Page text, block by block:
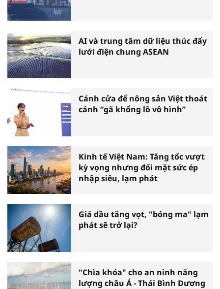
AI và trung tâm dữ liệu thúc đẩy
lưới điện chung ASEAN
Cánh cửa để nông sản Việt thoát
cảnh “gã khổng lồ vô hình”
Kinh tế Việt Nam: Tăng tốc vượt
kỳ vọng nhưng đối mặt sức ép
nhập siêu, lạm phát
Giá dầu tăng vọt, "bóng ma" lạm
phát sẽ trở lại?
"Chìa khóa" cho an ninh năng
lượng châu Á - Thái Bình Dương